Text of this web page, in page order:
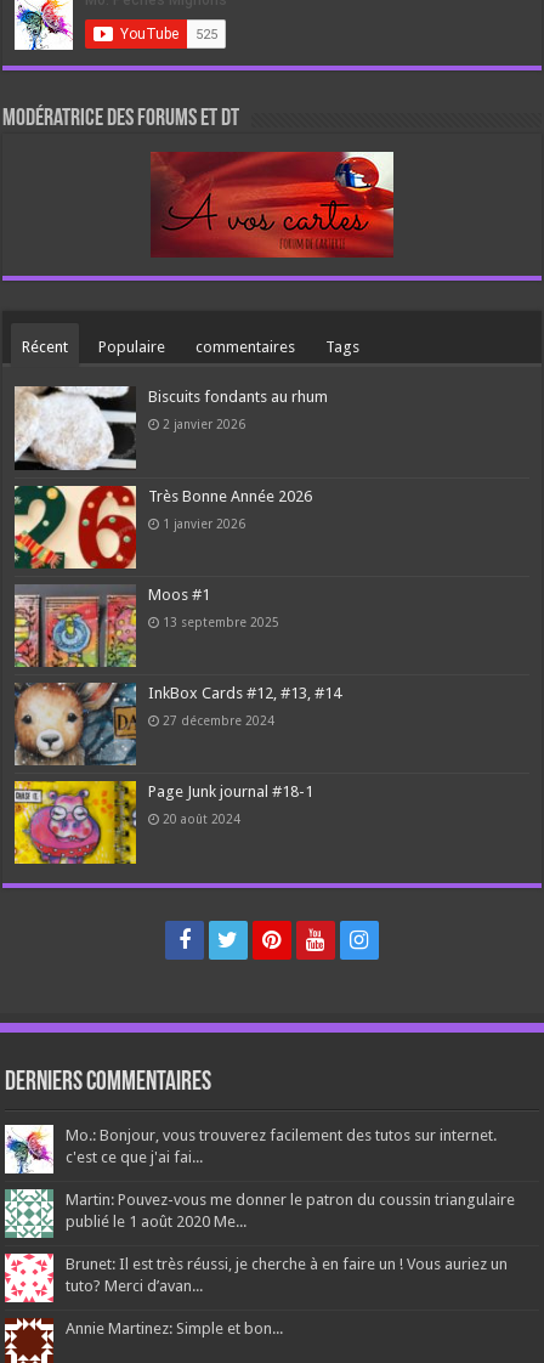
Modératrice des forums et DT
Récent Populaire commentaires Tags
Biscuits fondants au rhum
2 janvier 2026
Très Bonne Année 2026
1 janvier 2026
Moos #1
13 septembre 2025
InkBox Cards #12, #13, #14
27 décembre 2024
Page Junk journal #18-1
20 août 2024
Derniers Commentaires
Mo.: Bonjour, vous trouverez facilement des tutos sur internet.
c'est ce que j'ai fai...
Martin: Pouvez-vous me donner le patron du coussin triangulaire
publié le 1 août 2020 Me...
Brunet: Il est très réussi, je cherche à en faire un ! Vous auriez un
tuto? Merci d’avan...
Annie Martinez: Simple et bon...